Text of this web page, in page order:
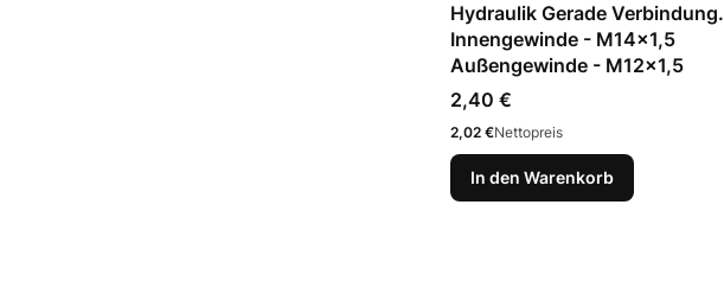
Hydraulik Gerade Verbindung.
Innengewinde - M14x1,5
Außengewinde - M12x1,5
Preis
2,40 €
Preis
2,02 €Nettopreis
In den Warenkorb